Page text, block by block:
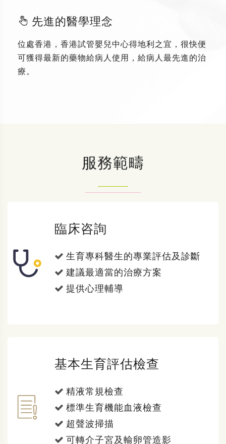
先進的醫學理念
位處香港，香港試管嬰兒中心得地利之宜，很快便
可獲得最新的藥物給病人使用，給病人最先進的治
療。
服務範疇
臨床咨詢
生育專科醫生的專業評估及診斷
建議最適當的治療方案
提供心理輔導
基本生育評估檢查
精液常規檢查
標準生育機能血液檢查
超聲波掃描
可轉介子宮及輸卵管造影